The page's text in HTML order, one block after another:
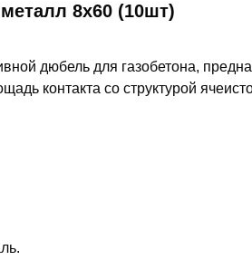
8х60 (10шт)
дюбель для газобетона,
контакта со структурой